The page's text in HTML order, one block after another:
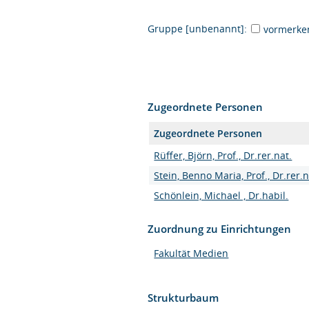
Gruppe [unbenannt]:
Zugeordnete Personen
Zugeordnete Personen
Rüffer, Björn, Prof., Dr.rer.nat.
Stein, Benno Maria, Prof.,
Schönlein, Michael , Dr.habil.
Zuordnung zu Einrichtungen
Fakultät Medien
Strukturbaum